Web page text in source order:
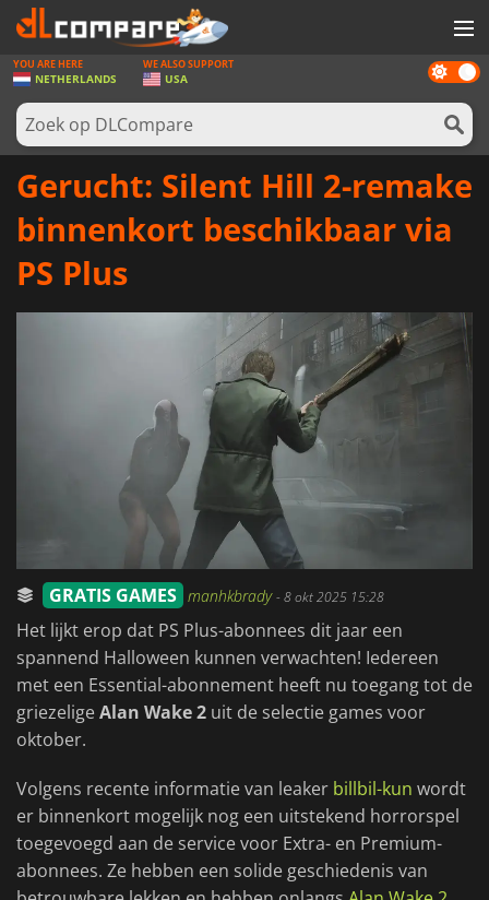
SPELLEN
GAME CARDS
SOFTWARE
Dark
mode
YOU ARE HERE
NETHERLANDS
WE ALSO SUPPORT
USA
Gerucht: Silent Hill 2-remake
binnenkort beschikbaar via
PS Plus
GRATIS GAMES manhkbrady-8 okt 2025 15:28
Het lijkt erop dat PS Plus-abonnees dit jaar een
spannend Halloween kunnen verwachten! Iedereen
met een Essential-abonnement heeft nu toegang tot de
griezeligeAlan Wake 2 uit de selectie games voor
oktober.
Volgens recente informatie van leaker billbil-kun wordt
er binnenkort mogelijk nog een uitstekend horrorspel
toegevoegd aan de service voor Extra- en Premium-
abonnees. Ze hebben een solide geschiedenis van